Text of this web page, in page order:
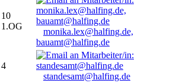
10
1.OG
monika.lex@halfing.de,
bauamt@halfing.de
4
standesamt@halfing.de